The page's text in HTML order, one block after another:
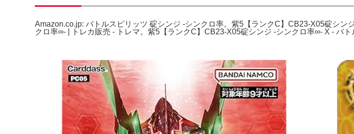
Amazon.co.jp: バトルスピリッツ 碇シンジ -シンクロ率。紫5【ランクC】CB23-X05碇シ
クロ率∞- | トレカ販売 - トレマ。紫5【ランクC】CB23-X05碇シンジ -シンクロ率∞- X - バ